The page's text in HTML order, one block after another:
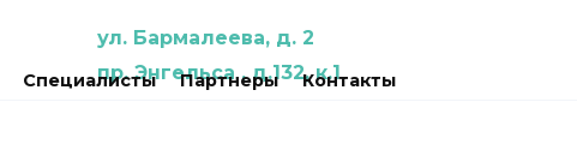
ул. Бармалеева, д. 2
пр. Энгельса , д.132, к.1
Специалисты Партнеры Контакты